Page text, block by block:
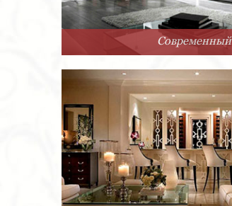
Современный